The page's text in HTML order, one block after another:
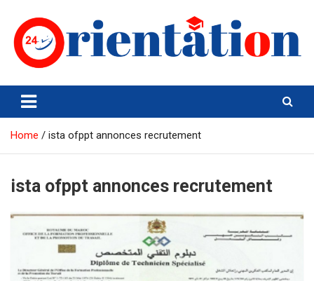
content
Orientation24
Emploi et Orientation au Maroc
Home ista ofppt annonces recrutement
ista ofppt annonces recrutement